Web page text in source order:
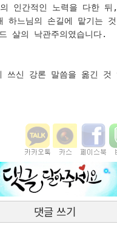
인간적인 노력을 다한 뒤,
하느님의 손길에 맡기는
살의 낙관주의였습니다.
쓰신 강론 말씀을 옮긴
댓글 쓰기